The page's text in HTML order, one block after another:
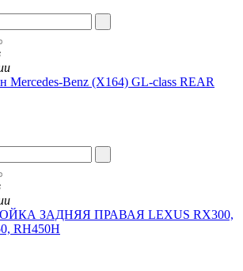
Mercedes-Benz (X164) GL-class REAR
ЗАДНЯЯ ПРАВАЯ LEXUS RX300,
RH450H